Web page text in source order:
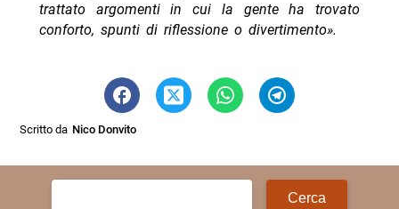
trattato argomenti in cui la gente ha trovato
conforto, spunti di riflessione o divertimento».
Scritto da Nico Donvito
Ricerca